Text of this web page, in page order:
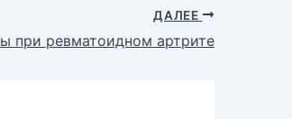
ДАЛЕЕ
при ревматоидном артрите